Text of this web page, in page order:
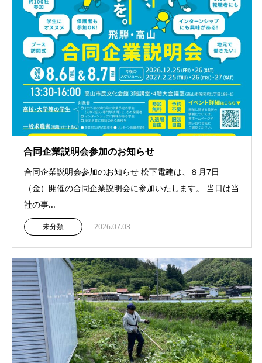
合同企業説明会参加のお知らせ
合同企業説明会参加のお知らせ 松下電建は、８月7日
（金）開催の合同企業説明会に参加いたします。 当日は当
社の事...
未分類 2026.07.03